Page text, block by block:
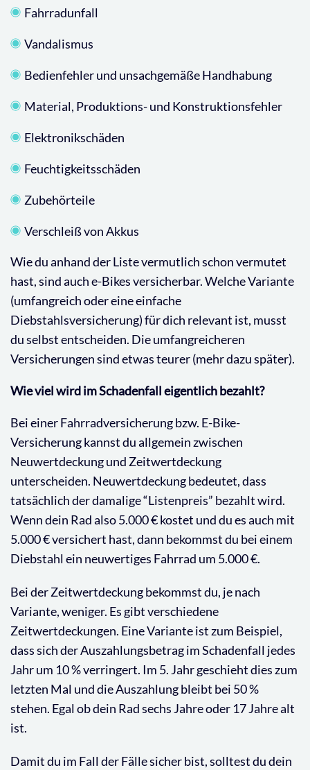
Fahrradunfall
Vandalismus
Bedienfehler und unsachgemäße Handhabung
Material, Produktions- und Konstruktionsfehler
Elektronikschäden
Feuchtigkeitsschäden
Zubehörteile
Verschleiß von Akkus
Wie du anhand der Liste vermutlich schon vermutet
hast, sind auch e-Bikes versicherbar. Welche Variante
(umfangreich oder eine einfache
Diebstahlsversicherung) für dich relevant ist, musst
du selbst entscheiden. Die umfangreicheren
Versicherungen sind etwas teurer (mehr dazu später).
Wie viel wird im Schadenfall eigentlich bezahlt?
Bei einer Fahrradversicherung bzw. E-Bike-
Versicherung kannst du allgemein zwischen
Neuwertdeckung und Zeitwertdeckung
unterscheiden. Neuwertdeckung bedeutet, dass
tatsächlich der damalige “Listenpreis” bezahlt wird.
Wenn dein Rad also 5.000 € kostet und du es auch mit
5.000 € versichert hast, dann bekommst du bei einem
Diebstahl ein neuwertiges Fahrrad um 5.000 €.
Bei der Zeitwertdeckung bekommst du, je nach
Variante, weniger. Es gibt verschiedene
Zeitwertdeckungen. Eine Variante ist zum Beispiel,
dass sich der Auszahlungsbetrag im Schadenfall jedes
Jahr um 10 % verringert. Im 5. Jahr geschieht dies zum
letzten Mal und die Auszahlung bleibt bei 50 %
stehen. Egal ob dein Rad sechs Jahre oder 17 Jahre alt
ist.
Damit du im Fall der Fälle sicher bist, solltest du dein